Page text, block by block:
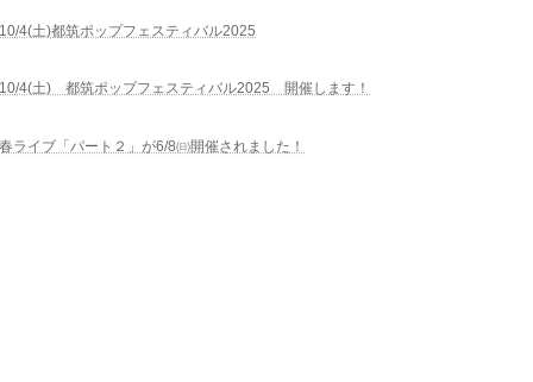
10/4(土)都筑ポップフェスティバル2025
10/4(土) 都筑ポップフェスティバル2025 開催します！
春ライブ「パート２」が6/8㈰開催されました！